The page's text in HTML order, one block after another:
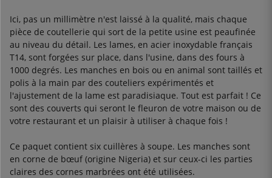
Ici, pas un millimètre n'est laissé à la qualité, mais chaque
pièce de coutellerie qui sort de la petite usine est peaufinée
au niveau du détail. Les lames, en acier inoxydable français
T14, sont forgées sur place, dans l'usine, dans des fours à
1000 degrés. Les manches en bois ou en animal sont taillés et
polis à la main par des couteliers expérimentés et
l'ajustement de la lame est paradisiaque. Tout est parfait ! Ce
sont des couverts qui seront le fleuron de votre maison ou de
votre restaurant et un plaisir à utiliser à chaque fois !
Ce paquet contient six cuillères à soupe. Les manches sont
en corne de bœuf (origine Nigeria) et sur ceux-ci les parties
claires des cornes marbrées ont été utilisées.